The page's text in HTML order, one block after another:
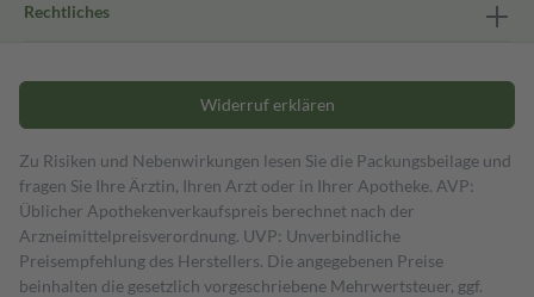
Rechtliches
Widerruf erklären
Zu Risiken und Nebenwirkungen lesen Sie die Packungsbeilage und
fragen Sie Ihre Ärztin, Ihren Arzt oder in Ihrer Apotheke. AVP:
Üblicher Apothekenverkaufspreis berechnet nach der
Arzneimittelpreisverordnung. UVP: Unverbindliche
Preisempfehlung des Herstellers. Die angegebenen Preise
beinhalten die gesetzlich vorgeschriebene Mehrwertsteuer, ggf.